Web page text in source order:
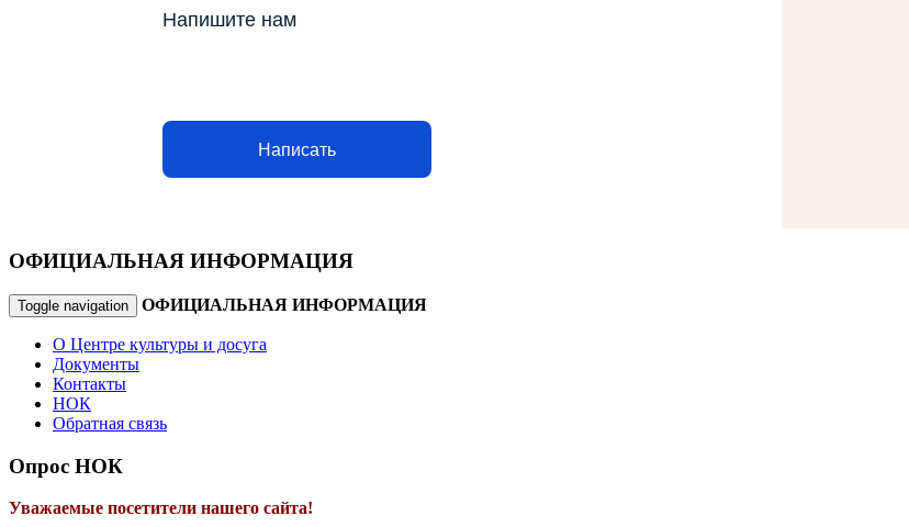
Напишите нам
Написать
ОФИЦИАЛЬНАЯ ИНФОРМАЦИЯ
Toggle navigation ОФИЦИАЛЬНАЯ ИНФОРМАЦИЯ
О Центре культуры и досуга
Документы
Контакты
НОК
Обратная связь
Опрос НОК
Уважаемые посетители нашего сайта!